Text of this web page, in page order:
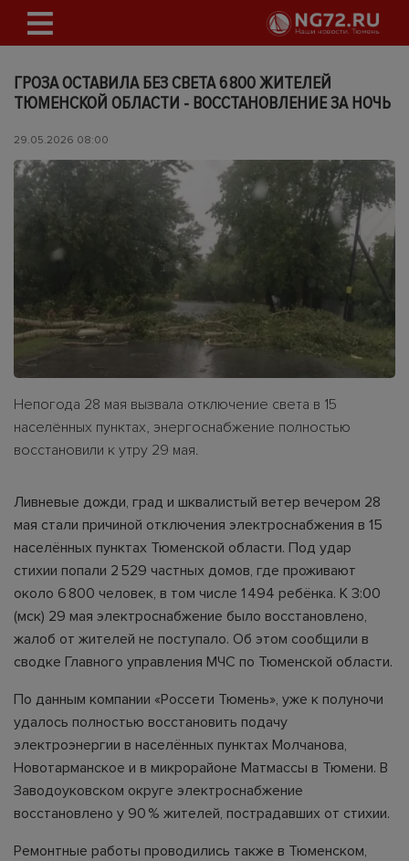
ГРОЗА ОСТАВИЛА БЕЗ СВЕТА 6 800 ЖИТЕЛЕЙ
ТЮМЕНСКОЙ ОБЛАСТИ - ВОССТАНОВЛЕНИЕ ЗА НОЧЬ
29.05.2026 08:00
Непогода 28 мая вызвала отключение света в 15
населённых пунктах, энергоснабжение полностью
восстановили к утру 29 мая.
Ливневые дожди, град и шквалистый ветер вечером 28
мая стали причиной отключения электроснабжения в 15
населённых пунктах Тюменской области. Под удар
стихии попали 2 529 частных домов, где проживают
около 6 800 человек, в том числе 1 494 ребёнка. К 3:00
(мск) 29 мая электроснабжение было восстановлено,
жалоб от жителей не поступало. Об этом сообщили в
сводке Главного управления МЧС по Тюменской области.
По данным компании «Россети Тюмень», уже к полуночи
удалось полностью восстановить подачу
электроэнергии в населённых пунктах Молчанова,
Новотарманское и в микрорайоне Матмассы в Тюмени. В
Заводоуковском округе электроснабжение
восстановлено у 90 % жителей, пострадавших от стихии.
Ремонтные работы проводились также в Тюменском,